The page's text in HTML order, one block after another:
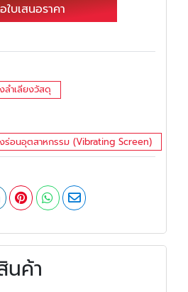
ใบเสนอราคา
ลำเลียงวัสดุ
ร่อนอุตสาหกรรม (Vibrating Screen)
นค้า